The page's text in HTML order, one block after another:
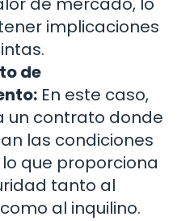
implicaciones
de
En este caso,
un contrato donde
las condiciones
que proporciona
tanto al
al inquilino.